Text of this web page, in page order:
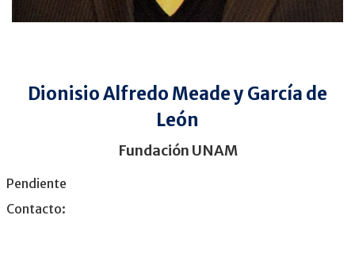
Dionisio Alfredo Meade y García de
León
Fundación UNAM
Pendiente
Contacto: